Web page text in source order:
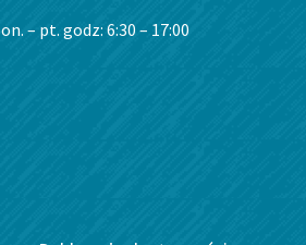
– pt. godz: 6:30 – 17:00